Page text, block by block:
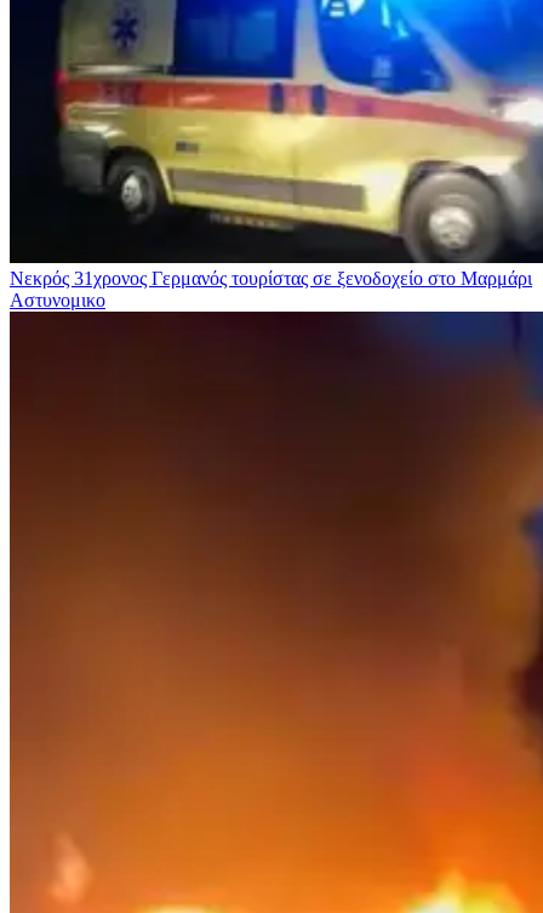
Νεκρός 31χρονος Γερμανός τουρίστας σε ξενοδοχείο στο Μαρμάρι
Αστυνομικο